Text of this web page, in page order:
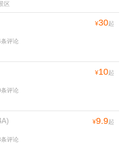
区
¥30起
评论
¥10起
评论
¥9.9起
评论